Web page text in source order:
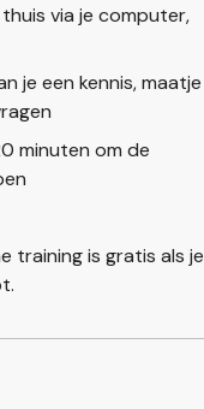
via je computer,
je een kennis, maatje
minuten om de
training is gratis als je